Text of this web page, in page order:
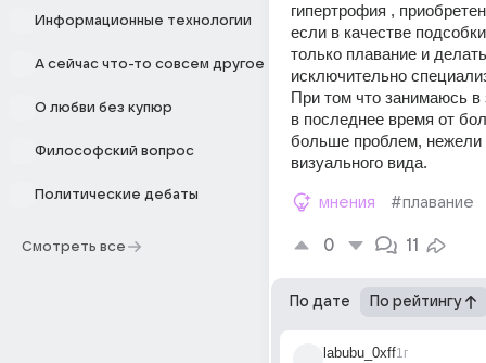
Информационные технологии
А сейчас что-то совсем другое
О любви без купюр
Философский вопрос
Политические дебаты
Смотреть все
гипертрофия ,
если в качестве
только плавание и делать
исключительно
При том что занимаюсь в
в последнее время от
больше проблем, нежели
визуального вида.
мнения #плавание
0 11
По дате По рейтингу
labubu_0xff1г